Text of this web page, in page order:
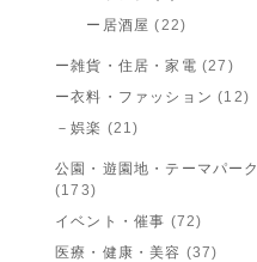
ー居酒屋 (22)
ー雑貨・住居・家電 (27)
ー衣料・ファッション (12)
－娯楽 (21)
公園・遊園地・テーマパーク
(173)
イベント・催事 (72)
医療・健康・美容 (37)